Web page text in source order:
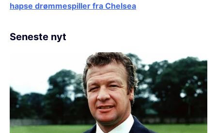
hapse drømmespiller fra Chelsea
Seneste nyt